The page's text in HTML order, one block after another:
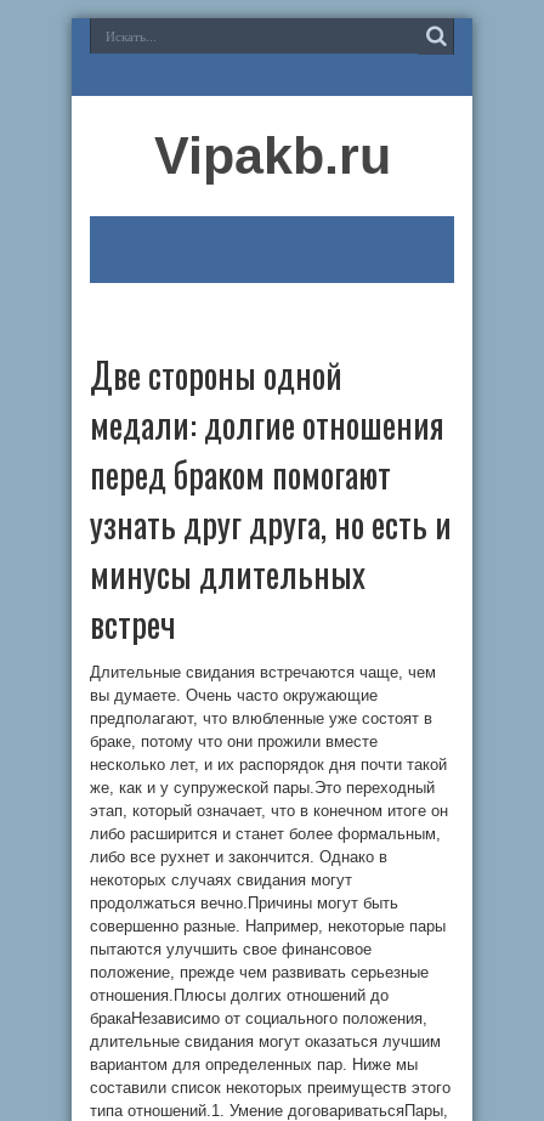
Vipakb.ru
Две стороны одной
медали: долгие отношения
перед браком помогают
узнать друг друга, но есть и
минусы длительных
встреч
Длительные свидания встречаются чаще, чем
вы думаете. Очень часто окружающие
предполагают, что влюбленные уже состоят в
браке, потому что они прожили вместе
несколько лет, и их распорядок дня почти такой
же, как и у супружеской пары.Это переходный
этап, который означает, что в конечном итоге он
либо расширится и станет более формальным,
либо все рухнет и закончится. Однако в
некоторых случаях свидания могут
продолжаться вечно.Причины могут быть
совершенно разные. Например, некоторые пары
пытаются улучшить свое финансовое
положение, прежде чем развивать серьезные
отношения.Плюсы долгих отношений до
бракаНезависимо от социального положения,
длительные свидания могут оказаться лучшим
вариантом для определенных пар. Ниже мы
составили список некоторых преимуществ этого
типа отношений.1. Умение договариватьсяПары,